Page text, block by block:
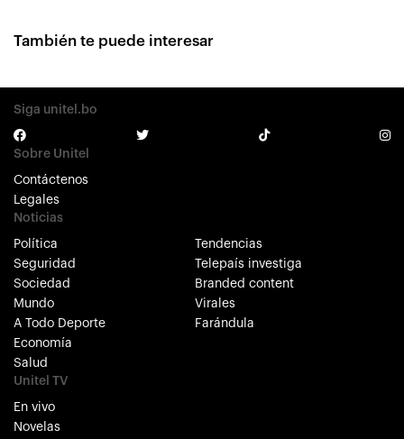
También te puede interesar
Siga unitel.bo
Sobre Unitel
Contáctenos
Legales
Noticias
Política
Seguridad
Sociedad
Mundo
A Todo Deporte
Economía
Salud
Tendencias
Telepaís investiga
Branded content
Virales
Farándula
Unitel TV
En vivo
Novelas